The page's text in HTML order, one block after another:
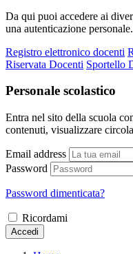
Da qui puoi accedere ai
una autenticazione personale.
Registro elettronico docenti
Riservata Docenti Sportello
Personale scolastico
Entra nel sito della scuola
contenuti, visualizzare
Email address
Password
Password dimenticata?
Ricordami
Accedi